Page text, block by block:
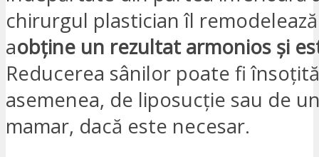
chirurgul plastician îl
aobține un rezultat armonios și
Reducerea sânilor poate fi
asemenea, de liposucție sau de
mamar, dacă este necesar.